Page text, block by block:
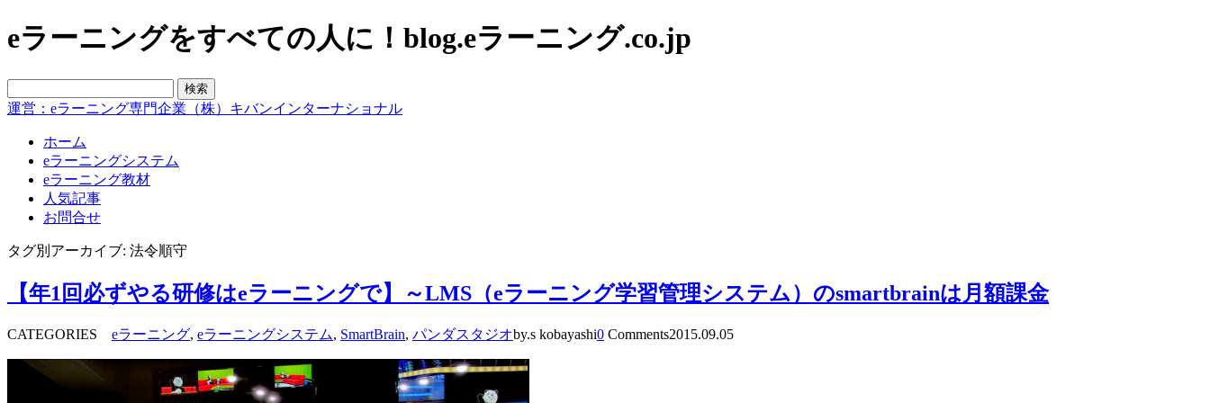
eラーニングをすべての人に！blog.eラーニング.co.jp
運営：eラーニング専門企業（株）キバンインターナショナル
ホーム
eラーニングシステム
eラーニング教材
人気記事
お問合せ
タグ別アーカイブ: 法令順守
【年1回必ずやる研修はeラーニングで】～LMS（eラーニング学習管理システム）のsmartbrainは月額課金
CATEGORIES eラーニング, eラーニングシステム, SmartBrain, パンダスタジオby.s kobayashi0 Comments2015.09.05